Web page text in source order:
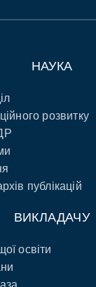
НАУКА
розвитку
публікацій
ВИКЛАДАЧУ
освіти